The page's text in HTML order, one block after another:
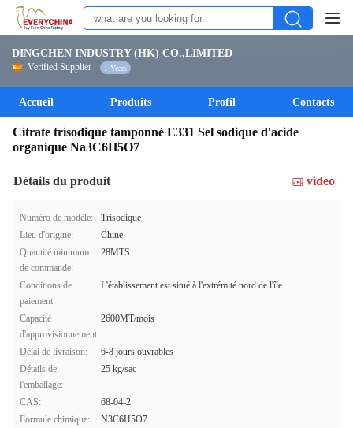
DINGCHEN INDUSTRY (HK) CO.,LIMITED
Verified Supplier 1 Years
Accueil Produits Profil Contacts
Citrate trisodique tamponné E331 Sel sodique d'acide
organique Na3C6H5O7
Détails du produit video
Numéro de modèle:
Trisodique
Lieu d'origine:
Chine
Quantité minimum
de commande:
28MTS
Conditions de
paiement:
L'établissement est situé à l'extrémité nord de l'île.
Capacité
d'approvisionnement:
2600MT/mois
Délai de livraison:
6-8 jours ouvrables
Détails de
l'emballage:
25 kg/sac
CAS:
68-04-2
Formule chimique:
N3C6H5O7